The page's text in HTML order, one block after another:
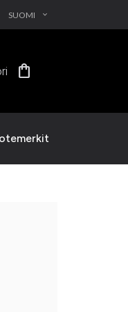
SUOMI EXPAND_MORE
shopping_bag